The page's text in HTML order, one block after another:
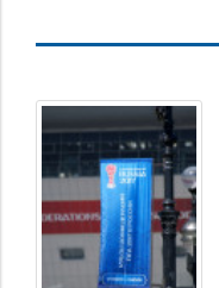
Оформление
Санкт-
Петербурга
к
Кубку
Конфедераций